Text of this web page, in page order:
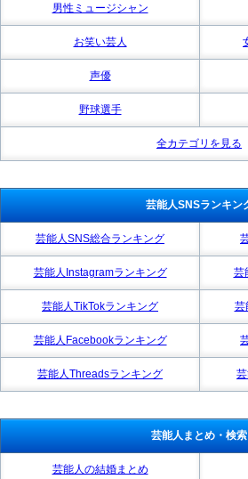
男性ミュージシャン
お笑い芸人
声優
野球選手
全カテゴリを見る
芸能人SNSランキン
芸能人SNS総合ランキング
芸能人Instagramランキング 芸
芸能人TikTokランキング 芸
芸能人Facebookランキング
芸能人Threadsランキング
芸能人まとめ・検索
芸能人の結婚まとめ